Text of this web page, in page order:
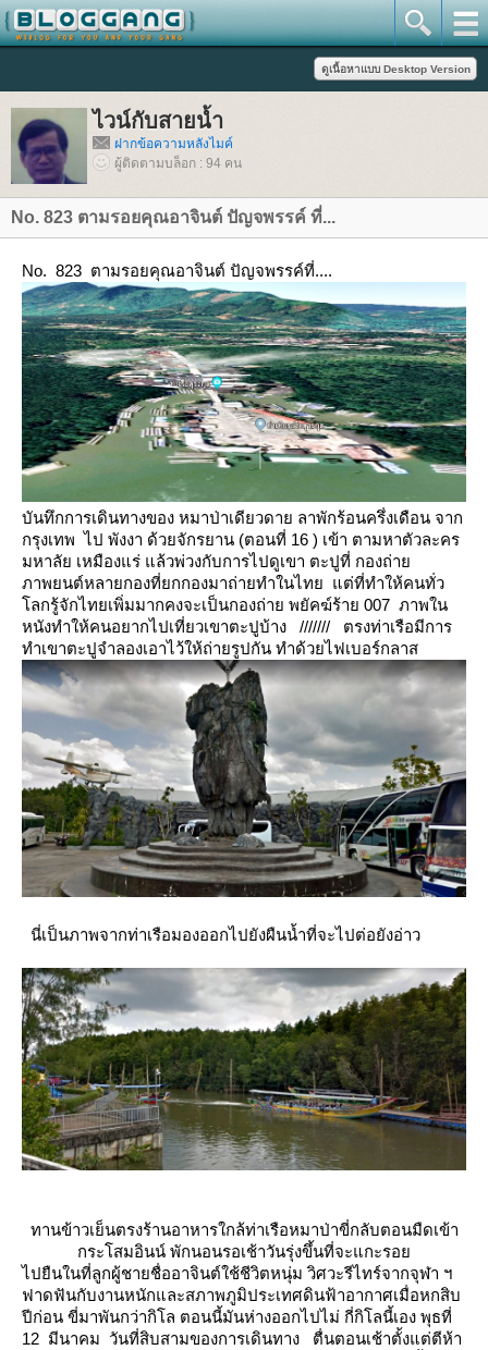
ไวน์กับสายน้ำ
ฝากข้อความหลังไมค์
ผู้ติดตามบล็อก : 94 คน
No. 823 ตามรอยคุณอาจินต์ ปัญจพรรค์ ที่...
No. 823 ตามรอยคุณอาจินต์ ปัญจพรรค์ที่....
บันทึกการเดินทางของ หมาป่าเดียวดาย ลาพักร้อนครึ่งเดือน จาก
กรุงเทพไป พังงา ด้วยจักรยาน (ตอนที่ 16 ) เข้า ตามหาตัวละคร
มหาลัย เหมืองแร่ แล้วพ่วงกับการไปดูเขา ตะปูที่ กองถ่า
ภาพยนต์หลายกองที่ยกกองมาถ่ายทำในไทย แต่ที่ทำให้คนทั่ว
ลกรู้จักไทยเพิ่มมากคงจะเป็นกองถ่า พยัคฆ์ร้าย 007 ภาพใน
หนังทำให้คนอยากไปเที่ยวเขาตะปูบ้าง
///////
ตรงท่าเรือมีการ
ทำเขาตะปูจำลองเอาไว้ให้ถ่ายรูปกัน ทำด้วยไฟเบอร์กลาส
นี่เป็นภาพจากท่าเรือมองออกไปยังผืนน้ำที่จะไปต่อยังอ่าว
ทานข้าวเย็นตรงร้านอาหารใกล้ท่าเรือหมาป่าขี่กลับตอนมืดเข้า
กระโสมอินน์ พักนอนรอเช้าวันรุ่งขึ้นที่จะแกะรอ
ไปยืนในที่ลูกผู้ชายชื่ออาจินต์ใช้ชีวิตหนุ่ม วิศวะรีไทร์จากจุฬา ฯ
ฟาดฟันกับงานหนักและสภาพภูมิประเทศดินฟ้าอากาศเมื่อหกสิบ
ปีก่อน ขี่มาพันกว่ากิโล ตอนนี้มันห่างออกไปไม่ กี่กิโลนี้เอง พุธที่
12 มีนาคม วันที่สิบสามของการเดินทาง
ตื่นตอนเช้าตั้งแต่ตีห้า